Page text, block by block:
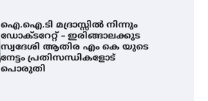
ഐ.ഐ.ടി മദ്രാസ്സിൽ നിന്നും
ഡോക്ടറേറ്റ് – ഇരിങ്ങാലക്കുട
സ്വദേശി ആതിര എം കെ യുടെ
നേട്ടം പ്രതിസന്ധികളോട്
പൊരുതി